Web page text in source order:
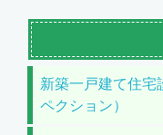
新築一戸建て住宅
ペクション）